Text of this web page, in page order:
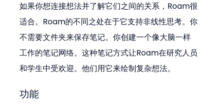
如果你想连接想法并了解它们之间的关系，Roam很
适合。Roam的不同之处在于它支持非线性思考。你
不需要文件夹来保存笔记。你创建一个像大脑一样
工作的笔记网络。这种笔记方式让Roam在研究人员
和学生中受欢迎。他们用它来绘制复杂想法。
功能